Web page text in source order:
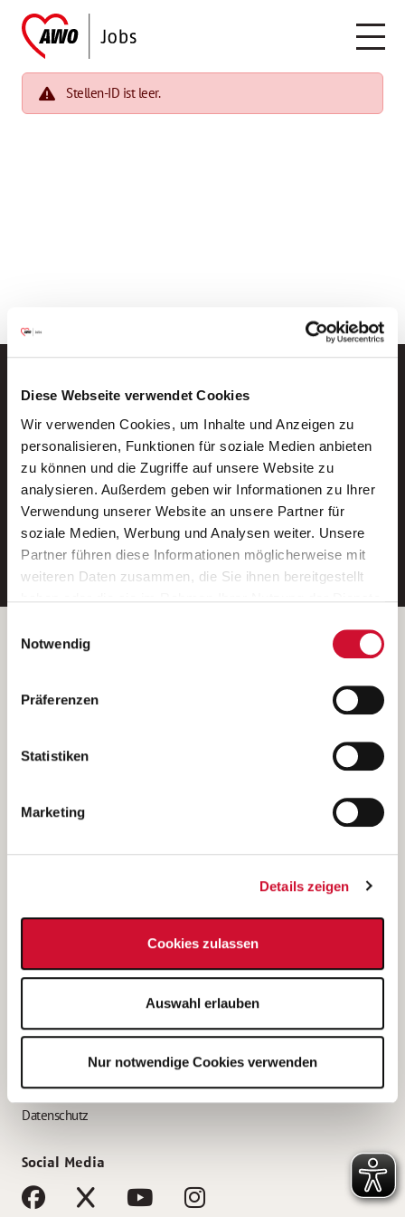
Diese Webseite verwendet Cookies
Wir verwenden Cookies, um Inhalte und Anzeigen zu
personalisieren, Funktionen für soziale Medien anbieten
zu können und die Zugriffe auf unsere Website zu
analysieren. Außerdem geben wir Informationen zu Ihrer
Verwendung unserer Website an unsere Partner für
soziale Medien, Werbung und Analysen weiter. Unsere
Partner führen diese Informationen möglicherweise mit
weiteren Daten zusammen, die Sie ihnen bereitgestellt
Wenn Sie auf „Cookies zulassen“ klicken, so stimmen
Sie der Speicherung sämtlicher Cookies zu. Sie können
Ihre Einwilligung selbstverständlich jederzeit widerrufen,
indem Sie die Cookie-Einstellungen aufrufen und diese
unsererDatenschutzerklärung
Notwendig
Präferenzen
Statistiken
Marketing
Details zeigen
Cookies zulassen
Auswahl erlauben
Nur notwendige Cookies verwenden
Stellen-ID ist leer.
Neue Stellen per E-Mail.
Ein kostenloser Service von AWO
Jobs.
E-Mail-Adresse eintragen
Betreiber der Webseite
Kantstraße 45a
(Ein Tochterunternehmen des AWO Bezirksverbandes Unterfranken
e.V.)
Bewerbung als Altenpflegehelfer*in
Bewerbung als Erzieher*in
AWO Gliederungen nach Bundesland
Impressum
Datenschutz
Social Media